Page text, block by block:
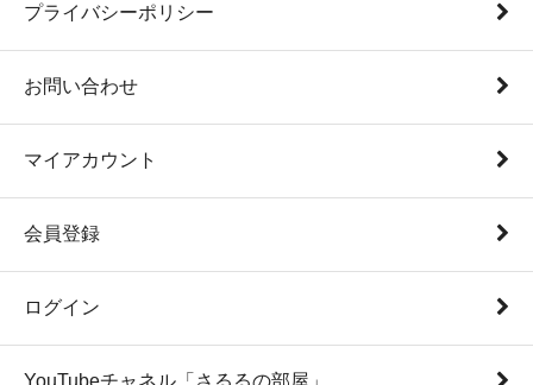
プライバシーポリシー
お問い合わせ
マイアカウント
会員登録
ログイン
YouTubeチャネル「さるるの部屋」